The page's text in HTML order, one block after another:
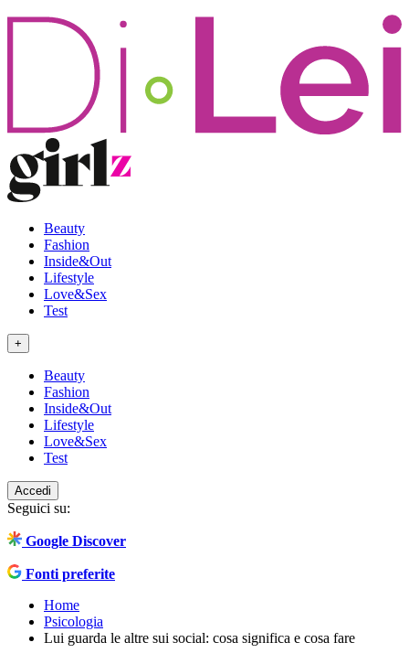
Beauty
Fashion
Inside&Out
Lifestyle
Love&Sex
Test
+
Beauty
Fashion
Inside&Out
Lifestyle
Love&Sex
Test
Accedi
Seguici su:
Google Discover
Fonti preferite
Home
Psicologia
Lui guarda le altre sui social: cosa significa e cosa fare